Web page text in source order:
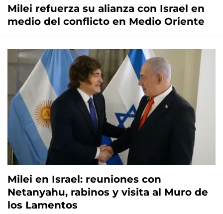
Milei refuerza su alianza con Israel en
medio del conflicto en Medio Oriente
Milei en Israel: reuniones con
Netanyahu, rabinos y visita al Muro de
los Lamentos